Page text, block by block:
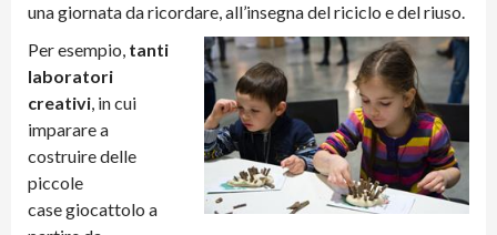
una giornata da ricordare, all’insegna del riciclo e del riuso.
Per esempio, tanti
laboratori
creativi, in cui
imparare a
costruire delle
piccole
case giocattolo a